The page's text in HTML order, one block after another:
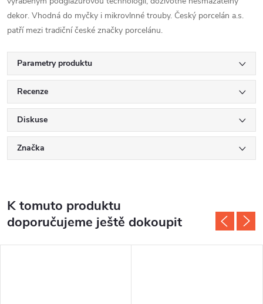
dekor. Vhodná do myčky i mikrovlnné trouby. Český porcelán a.s.
patří mezi tradiční české značky porcelánu.
Parametry produktu
Recenze
Diskuse
Značka
K tomuto produktu
doporučujeme ještě dokoupit